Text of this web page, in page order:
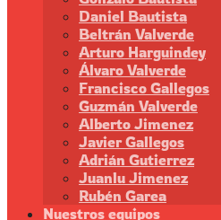
Daniel Bautista
Beltrán Valverde
Arturo Harguindey
Álvaro Valverde
Francisco Gallegos
Guzmán Valverde
Alberto Jimenez
Javier Gallegos
Adrián Gutierrez
Juanlu Jimenez
Rubén Garea
Nuestros equipos